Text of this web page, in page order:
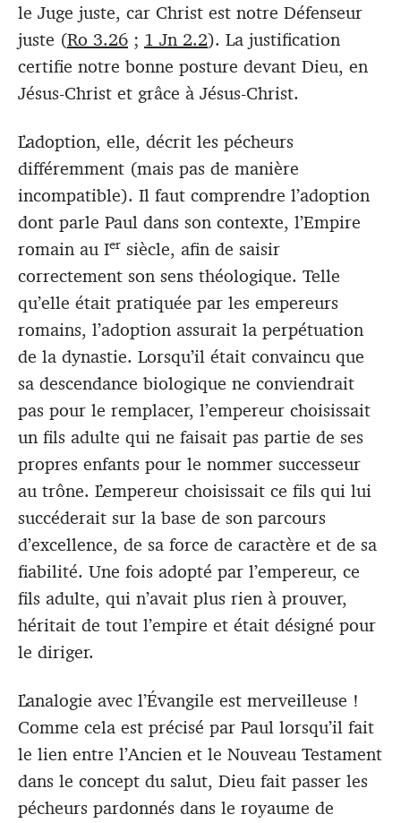
le Juge juste, car Christ est notre Défenseur
juste (Ro 3.26 ; 1 Jn 2.2). La justification
certifie notre bonne posture devant Dieu, en
Jésus-Christ et grâce à Jésus-Christ.
L’adoption, elle, décrit les pécheurs
différemment (mais pas de manière
incompatible). Il faut comprendre l’adoption
dont parle Paul dans son contexte, l’Empire
romain au Ier siècle, afin de saisir
correctement son sens théologique. Telle
qu’elle était pratiquée par les empereurs
romains, l’adoption assurait la perpétuation
de la dynastie. Lorsqu’il était convaincu que
sa descendance biologique ne conviendrait
pas pour le remplacer, l’empereur choisissait
un fils adulte qui ne faisait pas partie de ses
propres enfants pour le nommer successeur
au trône. L’empereur choisissait ce fils qui lui
succéderait sur la base de son parcours
d’excellence, de sa force de caractère et de sa
fiabilité. Une fois adopté par l’empereur, ce
fils adulte, qui n’avait plus rien à prouver,
héritait de tout l’empire et était désigné pour
le diriger.
L’analogie avec l’Évangile est merveilleuse !
Comme cela est précisé par Paul lorsqu’il fait
le lien entre l’Ancien et le Nouveau Testament
dans le concept du salut, Dieu fait passer les
pécheurs pardonnés dans le royaume de